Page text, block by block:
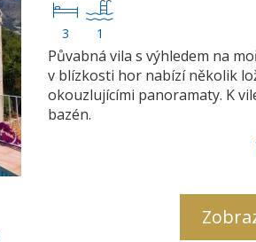
3 1
Půvabná vila s výhledem na
v blízkosti hor nabízí několik
okouzlujícími panoramaty. K
bazén.